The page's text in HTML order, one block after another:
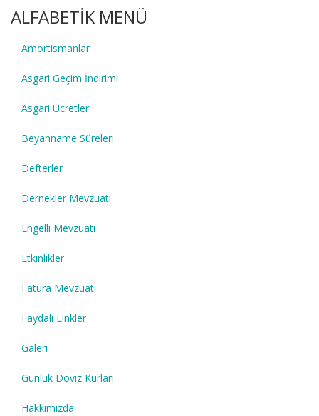
ALFABETİK MENÜ
Amortismanlar
Asgari Geçim İndirimi
Asgari Ücretler
Beyanname Süreleri
Defterler
Dernekler Mevzuatı
Engelli Mevzuatı
Etkinlikler
Fatura Mevzuatı
Faydalı Linkler
Galeri
Günlük Döviz Kurları
Hakkımızda